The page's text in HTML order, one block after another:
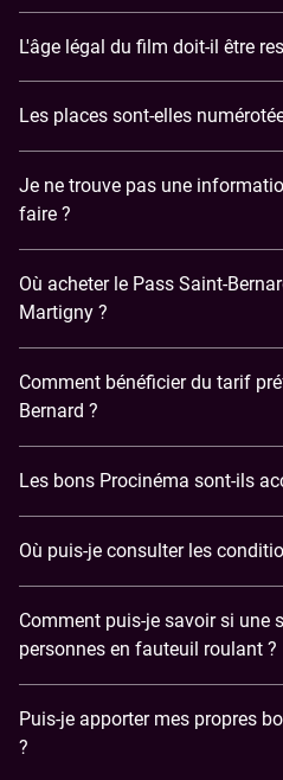
L'âge légal du film doit-il être
Les places sont-elles
Je ne trouve pas une
faire ?
Où acheter le Pass Saint-
Martigny ?
Comment bénéficier du tarif
Bernard ?
Les bons Procinéma sont-ils
Où puis-je consulter les
Comment puis-je savoir si une
personnes en fauteuil roulant ?
Puis-je apporter mes propres
?